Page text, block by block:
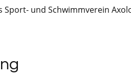
und Schwimmverein